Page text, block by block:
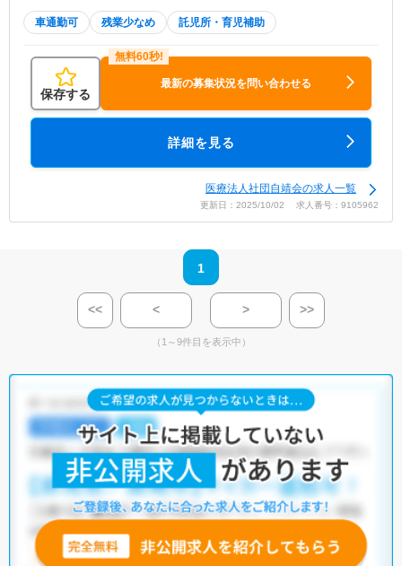
車通勤可 残業少なめ 託児所・育児補助
保存する
最新の募集状況を問い合わせる
詳細を見る
医療法人社団自靖会の求人一覧
更新日：2025/10/02 求人番号：9105962
1
<< < > >>
（1～9件目を表示中）